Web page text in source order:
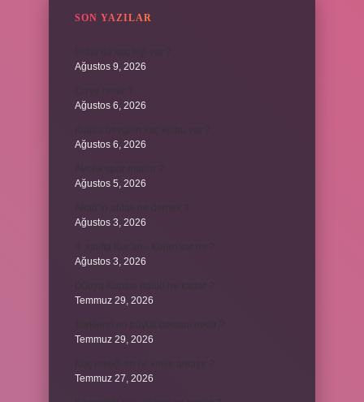
SON YAZILAR
Ağustos 9, 2026
Ağustos 6, 2026
Ağustos 6, 2026
Ağustos 5, 2026
Ağustos 3, 2026
Ağustos 3, 2026
Temmuz 29, 2026
Temmuz 29, 2026
Temmuz 27, 2026